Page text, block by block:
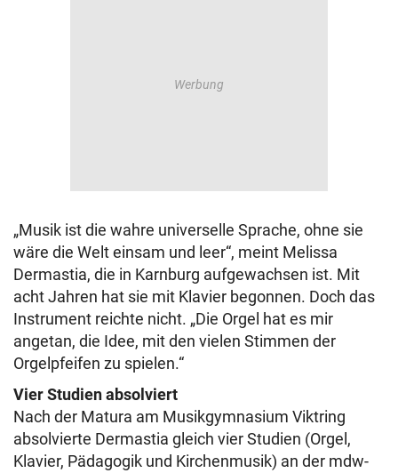
„Musik ist die wahre universelle Sprache, ohne sie
wäre die Welt einsam und leer“, meint Melissa
Dermastia, die in Karnburg aufgewachsen ist. Mit
acht Jahren hat sie mit Klavier begonnen. Doch das
Instrument reichte nicht. „Die Orgel hat es mir
angetan, die Idee, mit den vielen Stimmen der
Orgelpfeifen zu spielen.“
Vier Studien absolviert
Nach der Matura am Musikgymnasium Viktring
absolvierte Dermastia gleich vier Studien (Orgel,
Klavier, Pädagogik und Kirchenmusik) an der mdw-